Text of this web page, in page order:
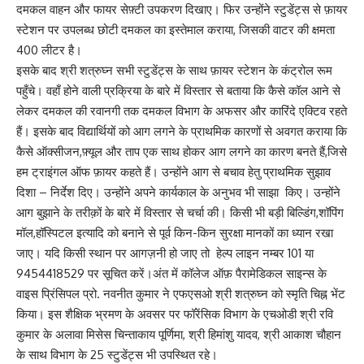
दमकल वाहन और फायर सेफ़्टी उपकरण दिखाए। फिर उन्होंने स्टुडेंट्स से फ़ायर
स्टेशन पर उपलब्ध छोटी दमकल का इस्तेमाल कराया, जिसकी वाटर की क्षमता
400 लीटर है।
इसके बाद श्री शत्रुघ्न सभी स्टुडेंट्स के साथ फ़ायर स्टेशन के कंट्रोल रूम
पहुँचे। वहाँ होने वाली प्रक्रिया के बारे में विस्तार से बताया कि कैसे कॉल आने से
लेकर दमकल की रवानगी तक दमकल विभाग के अफसर और कारिंदे एक्टिव रहते
हैं। इसके बाद विद्यार्थियों को आग लगने के प्राथमिक कारणों से अवगत कराया कि
कैसे ऑक्सीजन,फ़्यूल और ताप एक साथ होकर आग लगने का कारण बनते हैं,जिसे
हम ट्राइंगल ऑफ फ़ायर कहते हैं। उन्होंने आग से बचाव हेतु प्राथमिक सुझाव
दिशा – निर्देश दिए। उन्होंने अपने कार्यकाल के अनुभव भी साझा किए। उन्होंने
आग बुझाने के तरीक़ों के बारे में विस्तार से चर्चा की। किसी भी बड़ी बिल्डिंग,शॉपिंग
मॉल,हॉस्पिटल इत्यादि को बनाने से पूर्व किन-किन सुरक्षा मानकों का ध्यान रखा
जाए। यदि किसी स्थान पर आगज़नी हो जाए तो हेल्प लाइन नम्बर 101 या
9454418529 पर सूचित करें।अंत में कॉलेज ऑफ़ पैरामेडिकल साइन्स के
वाइस प्रिंसिपल प्रो. नवनीत कुमार ने एफएसओ श्री शत्रुघ्न को स्मृति चिह्न भेंट
किया। इस शैक्षिक भ्रमण के अवसर पर फॉरेंसिक विभाग के एचओडी श्री रवि
कुमार के अलावा मिसेस चिन्ताकाय पूर्णिमा, श्री हिमांशु यादव, श्री आकाश चौहान
के साथ विभाग के 25 स्टुडेंट्स भी उपस्थित रहे।